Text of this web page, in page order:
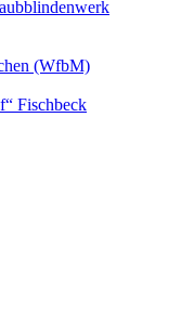
(WfbM)
Fischbeck